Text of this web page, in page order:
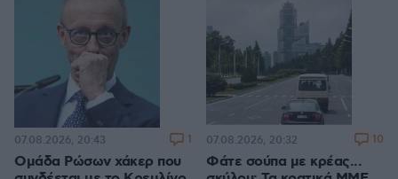
Ομάδα Ρώσων χάκερ που
07.08.2026, 20:43 1
Φάτε σούπα με κρέας...
07.08.2026, 20:32 10